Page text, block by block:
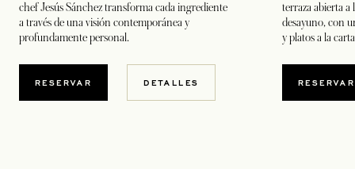
chef Jesús Sánchez transforma cada ingrediente
a través de una visión contemporánea y
profundamente personal.
RESERVARSE ABRE EN UNA PESTAÑA NUEVA
DETALLES
terraza abierta
desayuno, con
y platos a la
RESERVAR
SE